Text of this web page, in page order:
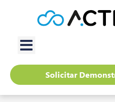
Solicitar